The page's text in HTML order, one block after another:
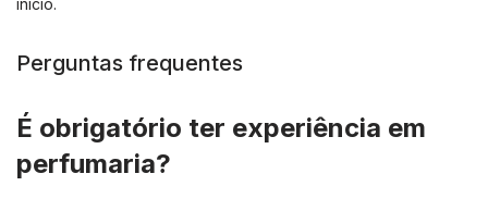
início.
Perguntas frequentes
É obrigatório ter experiência em
perfumaria?